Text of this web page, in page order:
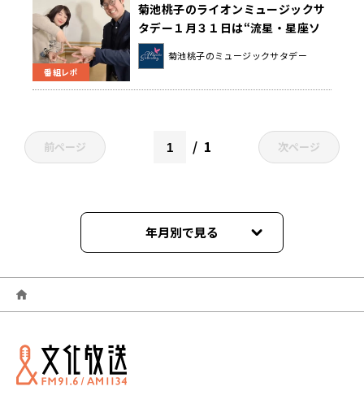
番組レポ
菊池桃子のライオンミュージックサ
タデー１月３１日は“流星・星座ソ
ングコレクション”をお送りしまし
た！
菊池桃子のミュージックサタデー
前ページ 1 次ページ
年月別で見る
2026年06月
2026年03月
2026年02月